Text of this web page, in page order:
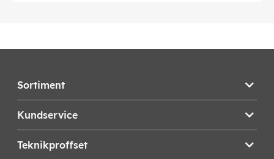
Sortiment
Kundservice
Teknikproffset